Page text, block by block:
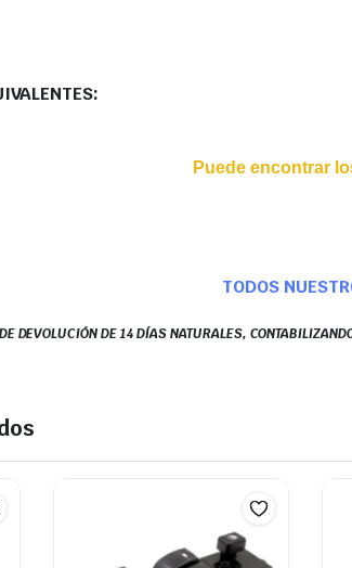
Puede encontrar
TODOS
DEVOLUCIÓN DE 14 DÍAS NATURALES,